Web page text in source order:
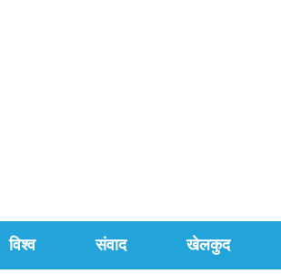
विश्व संवाद खेलकुद